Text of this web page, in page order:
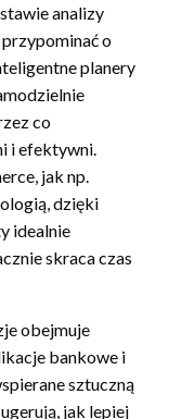
analizy
o
planery
co
i efektywni.
jak np.
dzięki
idealnie
skraca czas
obejmuje
bankowe i
sztuczną
jak lepiej